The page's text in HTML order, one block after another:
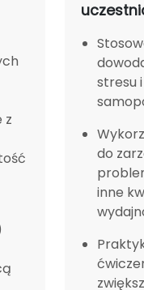
z
stresu
do
inne